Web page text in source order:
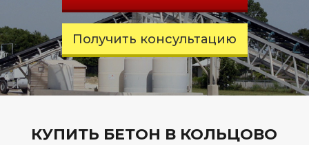
Получить консультацию
КУПИТЬ БЕТОН В КОЛЬЦОВО